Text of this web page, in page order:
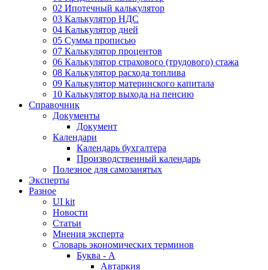
02 Ипотечный калькулятор
03 Калькулятор НДС
04 Калькулятор дней
05 Сумма прописью
07 Калькулятор процентов
06 Калькулятор страхового (трудового) стажа
08 Калькулятор расхода топлива
09 Калькулятор материнского капитала
10 Калькулятор выхода на пенсию
Справочник
Документы
Документ
Календари
Календарь бухгалтера
Производственный календарь
Полезное для самозанятых
Эксперты
Разное
UI kit
Новости
Статьи
Мнения эксперта
Словарь экономических терминов
Буква - А
Автаркия